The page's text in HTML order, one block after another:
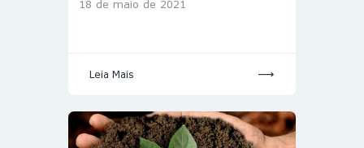
18 de maio de 2021
Leia Mais